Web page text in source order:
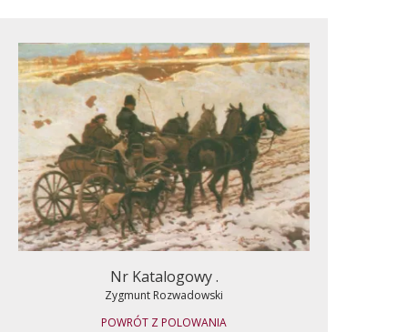
Nr Katalogowy .
Zygmunt Rozwadowski
POWRÓT Z POLOWANIA